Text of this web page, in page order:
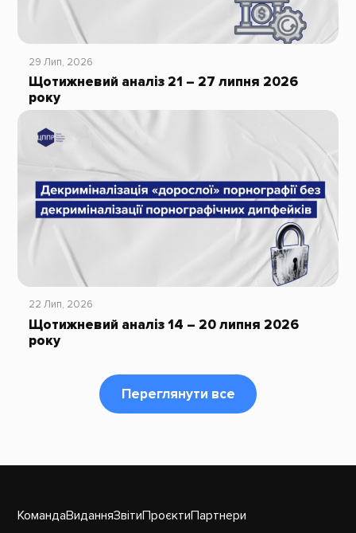
29 Лип, 2026
Щотижневий аналіз 21 – 27 липня 2026
року
22 Лип, 2026
Щотижневий аналіз 14 – 20 липня 2026
року
Переглянути все
КомандаВиданняЗвітиПроєктиПартнери